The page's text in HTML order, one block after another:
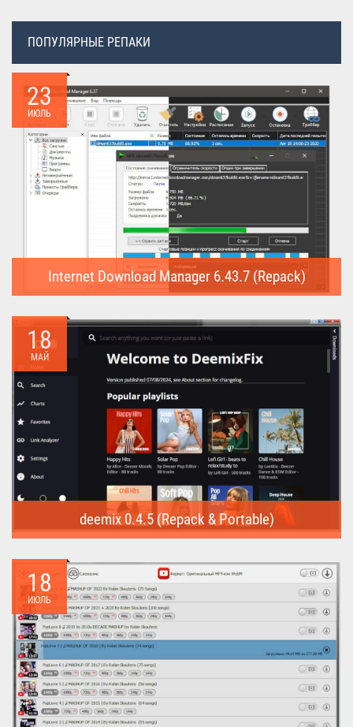
ПОПУЛЯРНЫЕ РЕПАКИ
23
ИЮЛЬ
Internet Download Manager 6.43.7 (Repack)
предназначена для...
18
МАЙ
deemix 0.4.5 (Repack & Portable)
треки...
18
ИЮЛЬ